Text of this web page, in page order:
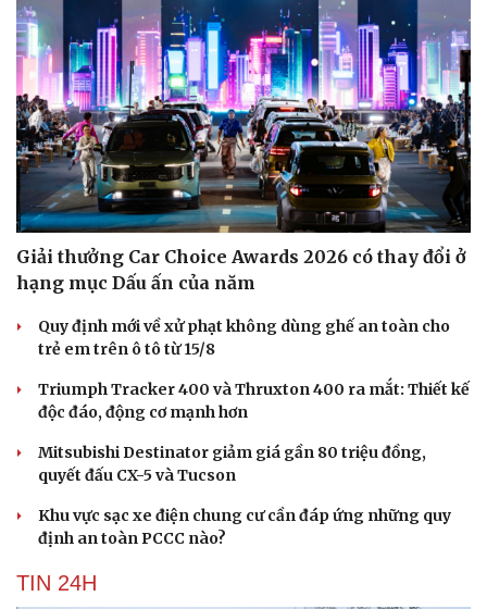
Giải thưởng Car Choice Awards 2026 có thay đổi ở
hạng mục Dấu ấn của năm
Quy định mới về xử phạt không dùng ghế an toàn cho
trẻ em trên ô tô từ 15/8
Triumph Tracker 400 và Thruxton 400 ra mắt: Thiết kế
độc đáo, động cơ mạnh hơn
Mitsubishi Destinator giảm giá gần 80 triệu đồng,
quyết đấu CX-5 và Tucson
Khu vực sạc xe điện chung cư cần đáp ứng những quy
định an toàn PCCC nào?
TIN 24H